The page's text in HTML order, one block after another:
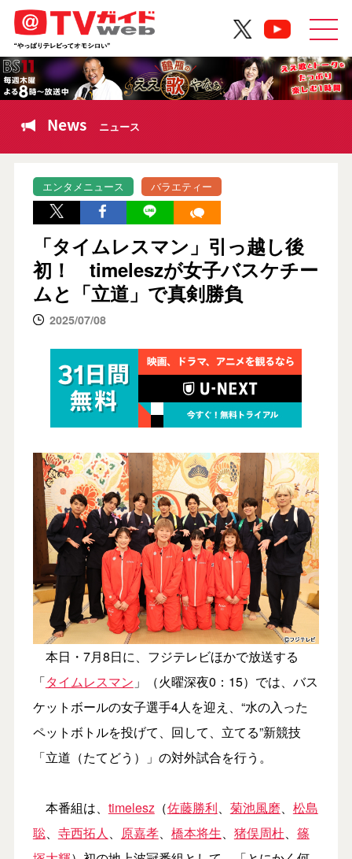
News ニュース
エンタメニュース バラエティー
「タイムレスマン」引っ越し後
初！ timeleszが女子バスケチー
ムと「立道」で真剣勝負
2025/07/08
本日・7月8日に、フジテレビほかで放送する
「タイムレスマン 」（火曜深夜0：15）では、バス
ケットボールの女子選手4人を迎え、“水の入った
ペットボトルを投げて、回して、立てる”新競技
「立道（たてどう）」の対外試合を行う。
本番組は、 timelesz（佐藤勝利、 菊池風磨、 松島
聡、 寺西拓人、 原嘉孝、 橋本将生、 猪俣周杜、 篠